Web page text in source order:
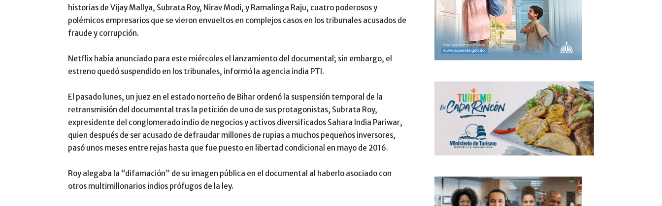
historias de Vijay Mallya, Subrata Roy, Nirav Modi, y Ramalinga Raju, cuatro poderosos y
polémicos empresarios que se vieron envueltos en complejos casos en los tribunales acusados de
fraude y corrupción.
Netflix había anunciado para este miércoles el lanzamiento del documental; sin embargo, el
estreno quedó suspendido en los tribunales, informó la agencia india PTI.
El pasado lunes, un juez en el estado norteño de Bihar ordenó la suspensión temporal de la
retransmisión del documental tras la petición de uno de sus protagonistas, Subrata Roy,
expresidente del conglomerado indio de negocios y activos diversificados Sahara India Pariwar,
quien después de ser acusado de defraudar millones de rupias a muchos pequeños inversores,
pasó unos meses entre rejas hasta que fue puesto en libertad condicional en mayo de 2016.
Roy alegaba la “difamación” de su imagen pública en el documental al haberlo asociado con
otros multimillonarios indios prófugos de la ley.